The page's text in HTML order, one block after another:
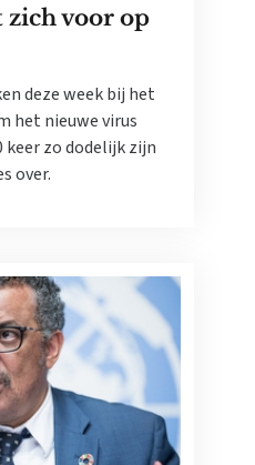
voor op
deze week bij het
het nieuwe virus
keer zo dodelijk zijn
over.